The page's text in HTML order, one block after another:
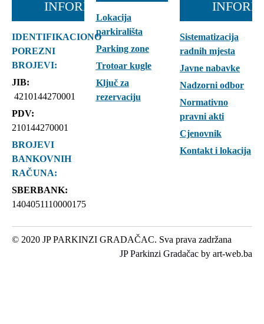
INFORMACIJE
IDENTIFIKACIONO
POREZNI
BROJEVI:
JIB:
4210144270001
PDV:
210144270001
BROJEVI
BANKOVNIH
RAČUNA:
SBERBANK:
1404051110000175
Lokacija
parkirališta
Parking zone
Trotoar kugle
Ključ za
rezervaciju
Sistematizacija
radnih mjesta
Javne nabavke
Nadzorni odbor
Normativno
pravni akti
Cjenovnik
Kontakt i lokacija
© 2020 JP PARKINZI GRADAČAC. Sva prava zadržana
JP Parkinzi Gradačac by art-web.ba